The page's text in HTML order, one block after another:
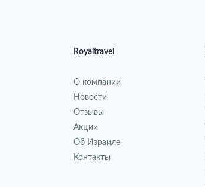
Royaltravel
О компании
Новости
Отзывы
Акции
Об Израиле
Контакты